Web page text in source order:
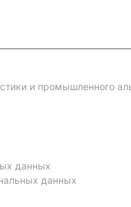
и промышленного
данных
данных